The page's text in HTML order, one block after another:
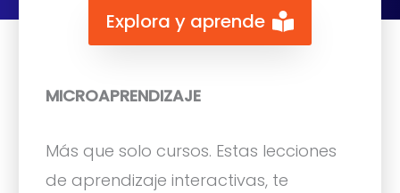
Explora y aprende
MICROAPRENDIZAJE
Más que solo cursos. Estas lecciones
de aprendizaje interactivas, te